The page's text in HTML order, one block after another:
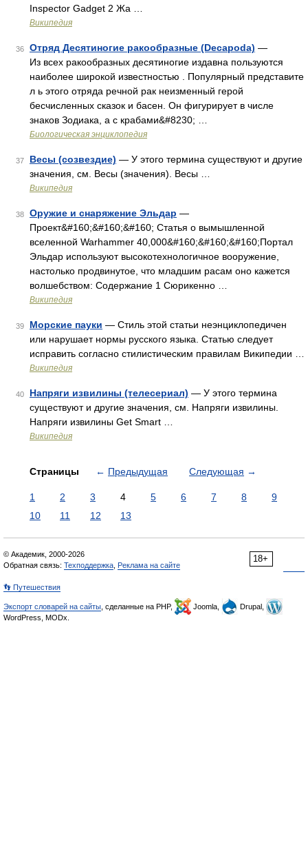
Inspector Gadget 2 Жа …
Википедия
36 Отряд Десятиногие ракообразные (Decapoda) —
Из всех ракообразных десятиногие издавна пользуются
наиболее широкой известностью . Популярный представите
л ь этого отряда речной рак неизменный герой
бесчисленных сказок и басен. Он фигурирует в числе
знаков Зодиака, а с крабами&#8230; …
Биологическая энциклопедия
37 Весы (созвездие) — У этого термина существуют и другие
значения, см. Весы (значения). Весы …
Википедия
38 Оружие и снаряжение Эльдар —
Проект&#160;&#160;&#160; Статья о вымышленной
вселенной Warhammer 40,000&#160;&#160;&#160;Портал
Эльдар используют высокотехнологичное вооружение,
настолько продвинутое, что младшим расам оно кажется
волшебством: Содержание 1 Сюрикенно …
Википедия
39 Морские пауки — Стиль этой статьи неэнциклопедичен
или нарушает нормы русского языка. Статью следует
исправить согласно стилистическим правилам Википедии …
Википедия
40 Напряги извилины (телесериал) — У этого термина
существуют и другие значения, см. Напряги извилины.
Напряги извилины Get Smart …
Википедия
Страницы ← Предыдущая Следующая →
1 2 3 4 5 6 7 8
9
10
11 12 13
18+
© Академик, 2000-2026
Обратная связь: Техподдержка Реклама на сайте
👣 Путешествия
Экспорт словарей на сайты , сделанные на PHP, Joomla,
Drupal,
WordPress, MODx.